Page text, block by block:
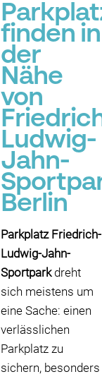
finden in
der
Nähe
von
Ludwig-
Jahn-
Berlin
Parkplatz Friedrich-
Ludwig-Jahn-
Sportparkdreht
sich meistens um
eine Sache: einen
verlässlichen
Parkplatz zu
sichern, besonders